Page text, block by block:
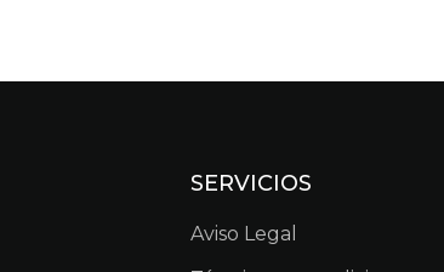
SERVICIOS
Aviso Legal